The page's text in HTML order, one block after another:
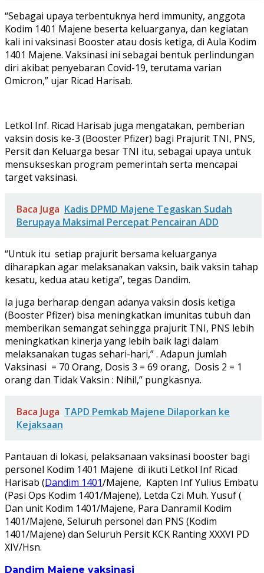
“Sebagai upaya terbentuknya herd immunity, anggota
Kodim 1401 Majene beserta keluarganya, dan kegiatan
kali ini vaksinasi Booster atau dosis ketiga, di Aula Kodim
1401 Majene. Vaksinasi ini sebagai bentuk perlindungan
diri akibat penyebaran Covid-19, terutama varian
Omicron,” ujar Ricad Harisab.
Letkol Inf. Ricad Harisab juga mengatakan, pemberian
vaksin dosis ke-3 (Booster Pfizer) bagi Prajurit TNI, PNS,
Persit dan Keluarga besar TNI itu, sebagai upaya untuk
mensukseskan program pemerintah serta mencapai
target vaksinasi.
Baca Juga Kadis DPMD Majene Tegaskan Sudah
Berupaya Maksimal Percepat Pencairan ADD
“Untuk itu setiap prajurit bersama keluarganya
diharapkan agar melaksanakan vaksin, baik vaksin tahap
kesatu, kedua atau ketiga”, tegas Dandim.
Ia juga berharap dengan adanya vaksin dosis ketiga
(Booster Pfizer) bisa meningkatkan imunitas tubuh dan
memberikan semangat sehingga prajurit TNI, PNS lebih
meningkatkan kinerja yang lebih baik lagi dalam
melaksanakan tugas sehari-hari,” . Adapun jumlah
Vaksinasi = 70 Orang, Dosis 3 = 69 orang, Dosis 2 = 1
orang dan Tidak Vaksin : Nihil,” pungkasnya.
Baca Juga TAPD Pemkab Majene Dilaporkan ke
Kejaksaan
Pantauan di lokasi, pelaksanaan vaksinasi booster bagi
personel Kodim 1401 Majene di ikuti Letkol Inf Ricad
Harisab (Dandim 1401/Majene, Kapten Inf Yulius Embatu
(Pasi Ops Kodim 1401/Majene), Letda Czi Muh. Yusuf (
Dan unit Kodim 1401/Majene, Para Danramil Kodim
1401/Majene, Seluruh personel dan PNS (Kodim
1401/Majene) dan Seluruh Persit KCK Ranting XXXVI PD
XIV/Hsn.
Dandim Majene vaksinasi